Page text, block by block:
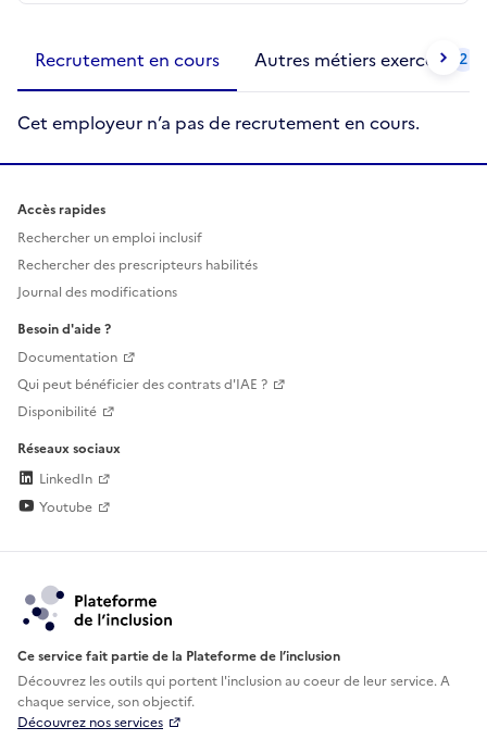
Recrutement en cours Autres métiers exercés 2
Cet employeur n’a pas de recrutement en cours.
Accès rapides
Rechercher un emploi inclusif
Rechercher des prescripteurs habilités
Journal des modifications
Besoin d'aide ?
Documentation
Qui peut bénéficier des contrats d'IAE ?
Disponibilité
Réseaux sociaux
LinkedIn
Youtube
Ce service fait partie de la Plateforme de l’inclusion
Découvrez les outils qui portent l'inclusion aucoeur de leur service. A
chaque service, son objectif.
Découvrez nos services